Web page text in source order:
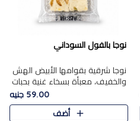
نوجا بالفول السوداني
نوجا شرقية بقوامها الأبيض الهش
والخفيف، معبأة بسخاء غنية بحبات
الفول السوداني المحمص التي
يقدم تضيف قرمشة مميزة مرضية
وتوازنًا رائعًا مع حلا..
59.00 جنيه
أضف